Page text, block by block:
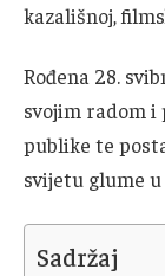
kazališnoj,
Rođena 28.
svojim radom i
publike te
svijetu glume
Sadržaj